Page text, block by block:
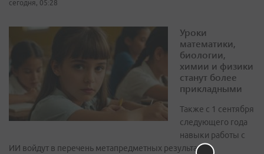
сегодня, 05:28
Уроки
математики,
биологии,
химии и физики
станут более
прикладными
Также с 1 сентября
следующего года
навыки работы с
ИИ войдут в перечень метапредметных результатов